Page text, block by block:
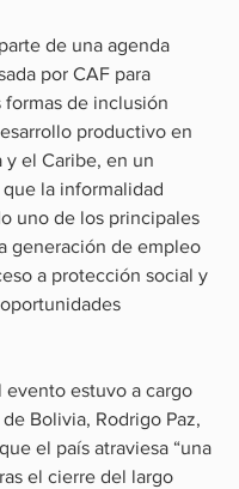
de una agenda
por CAF para
formas de inclusión
productivo en
y el Caribe, en un
la informalidad
uno de los principales
generación de empleo
a protección social y
evento estuvo a cargo
Bolivia, Rodrigo Paz,
el país atraviesa “una
el cierre del largo